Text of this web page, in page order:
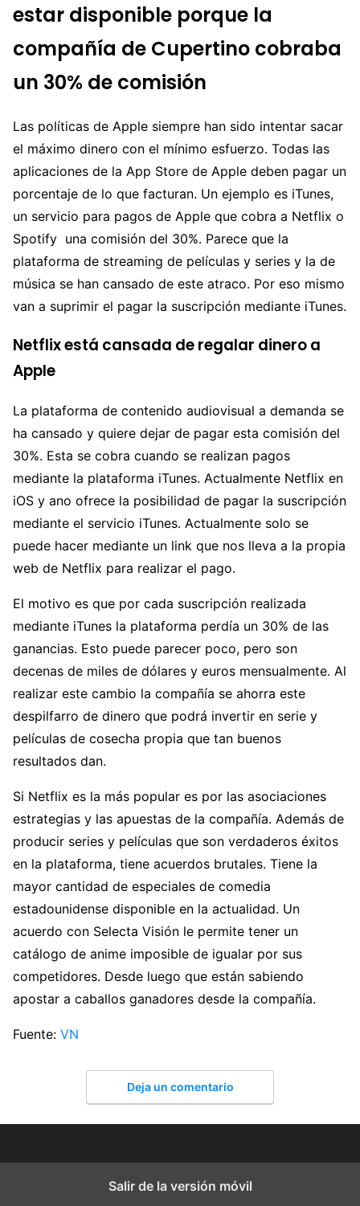
estar disponible porque la
compañía de Cupertino cobraba
un 30% de comisión
Las políticas de Apple siempre han sido intentar sacar
el máximo dinero con el mínimo esfuerzo. Todas las
aplicaciones de la App Store de Apple deben pagar un
porcentaje de lo que facturan. Un ejemplo es iTunes,
un servicio para pagos de Apple que cobra a Netflix o
Spotify una comisión del 30%. Parece que la
plataforma de streaming de películas y series y la de
música se han cansado de este atraco. Por eso mismo
van a suprimir el pagar la suscripción mediante iTunes.
Netflix está cansada de regalar dinero a
Apple
La plataforma de contenido audiovisual a demanda se
ha cansado y quiere dejar de pagar esta comisión del
30%. Esta se cobra cuando se realizan pagos
mediante la plataforma iTunes. Actualmente Netflix en
iOS y ano ofrece la posibilidad de pagar la suscripción
mediante el servicio iTunes. Actualmente solo se
puede hacer mediante un link que nos lleva a la propia
web de Netflix para realizar el pago.
El motivo es que por cada suscripción realizada
mediante iTunes la plataforma perdía un 30% de las
ganancias. Esto puede parecer poco, pero son
decenas de miles de dólares y euros mensualmente. Al
realizar este cambio la compañía se ahorra este
despilfarro de dinero que podrá invertir en serie y
películas de cosecha propia que tan buenos
resultados dan.
Si Netflix es la más popular es por las asociaciones
estrategias y las apuestas de la compañía. Además de
producir series y películas que son verdaderos éxitos
en la plataforma, tiene acuerdos brutales. Tiene la
mayor cantidad de especiales de comedia
estadounidense disponible en la actualidad. Un
acuerdo con Selecta Visión le permite tener un
catálogo de anime imposible de igualar por sus
competidores. Desde luego que están sabiendo
apostar a caballos ganadores desde la compañía.
Fuente: VN
Deja un comentario
Salir de la versión móvil